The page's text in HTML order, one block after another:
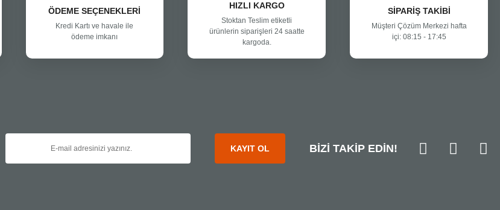
ÖDEME SEÇENEKLERİ
Kredi Kartı ve havale ile
ödeme imkanı
HIZLI KARGO
Stoktan Teslim etiketli
ürünlerin siparişleri 24 saatte
kargoda.
SİPARİŞ TAKİBİ
Müşteri Çözüm Merkezi hafta
içi: 08:15 - 17:45
KAYIT OL BİZİ TAKİP EDİN!